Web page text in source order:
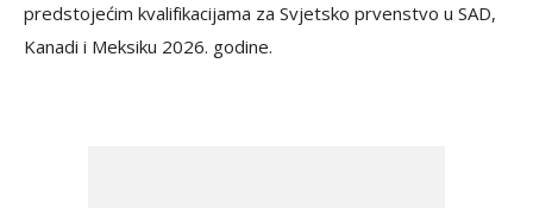
predstojećim kvalifikacijama za Svjetsko prvenstvo u SAD,
Kanadi i Meksiku 2026. godine.